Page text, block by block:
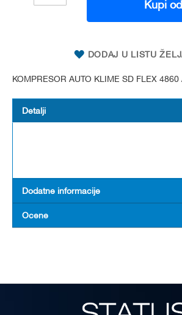
Kupi
DODAJ U LISTU
KOMPRESOR AUTO KLIME SD FLEX 4860
Detalji
Dodatne informacije
Ocene